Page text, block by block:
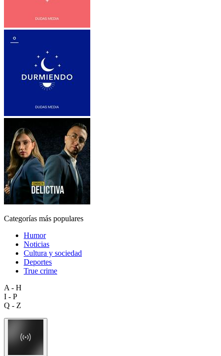
Categorías más populares
Humor
Noticias
Cultura y sociedad
Deportes
True crime
A - H
I - P
Q - Z